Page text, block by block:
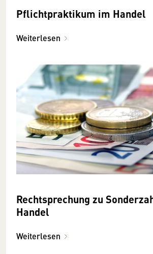
Pflichtpraktikum im Handel
Weiterlesen
Rechtsprechung zu
Handel
Weiterlesen